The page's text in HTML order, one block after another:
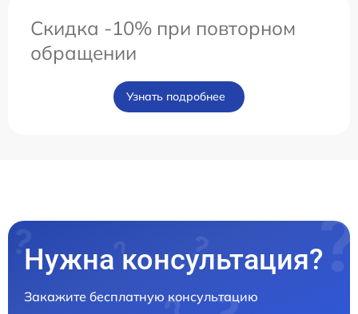
Скидка -10% при повторном
обращении
Узнать подробнее
Нужна консультация?
Закажите бесплатную консультацию